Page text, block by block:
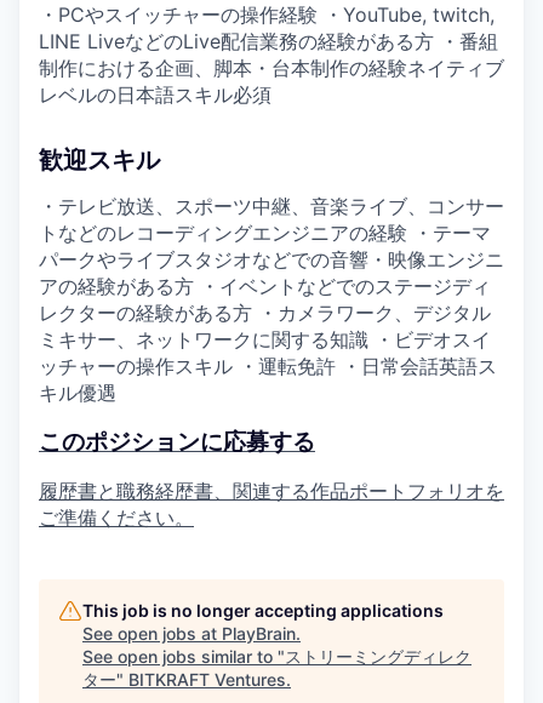
・PCやスイッチャーの操作経験 ・YouTube, twitch,
LINE LiveなどのLive配信業務の経験がある方 ・番組
制作における企画、脚本・台本制作の経験ネイティブ
レベルの日本語スキル必須
歓迎スキル
・テレビ放送、スポーツ中継、音楽ライブ、コンサー
トなどのレコーディングエンジニアの経験 ・テーマ
パークやライブスタジオなどでの音響・映像エンジニ
アの経験がある方 ・イベントなどでのステージディ
レクターの経験がある方 ・カメラワーク、デジタル
ミキサー、ネットワークに関する知識 ・ビデオスイ
ッチャーの操作スキル ・運転免許 ・日常会話英語ス
キル優遇
このポジションに応募する
履歴書と職務経歴書、関連する作品ポートフォリオを
ご準備ください。
This job is no longer accepting applications
See open jobs at PlayBrain.
See open jobs similar to "ストリーミングディレク
ター" BITKRAFT Ventures.